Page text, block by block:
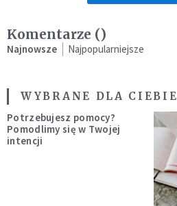
Komentarze ()
Najnowsze Najpopularniejsze
WYBRANE DLA CIEBIE
Potrzebujesz pomocy?
Pomodlimy się w Twojej
intencji